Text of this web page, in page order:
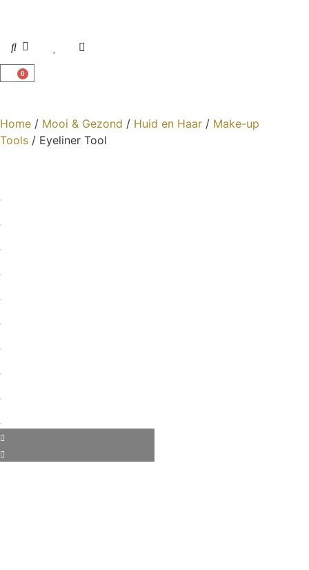
0
Home / Mooi & Gezond / Huid en Haar / Make-up
Tools / Eyeliner Tool